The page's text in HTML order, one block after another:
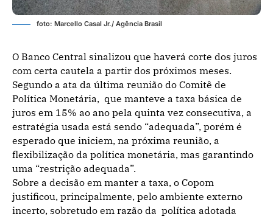
foto: Marcello Casal Jr./ Agência Brasil
O Banco Central sinalizou que haverá corte dos juros
com certa cautela a partir dos próximos meses.
Segundo a ata da última reunião do Comitê de
Política Monetária, que manteve a taxa básica de
juros em 15% ao ano pela quinta vez consecutiva, a
estratégia usada está sendo “adequada”, porém é
esperado que iniciem, na próxima reunião, a
flexibilização da política monetária, mas garantindo
uma “restrição adequada”.
Sobre a decisão em manter a taxa, o Copom
justificou, principalmente, pelo ambiente externo
incerto, sobretudo em razão da política adotada